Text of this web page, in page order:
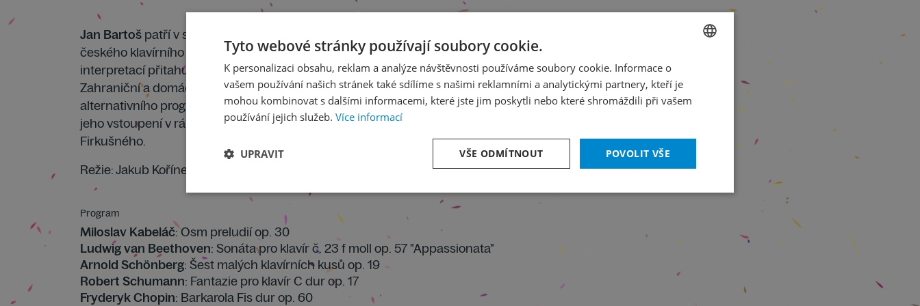
Jan Bartoš patří v současné době k nejzajímavějším představitelům
českého klavírního umění. Svou hluboce promyšlenou, neokázalou
interpretací přitahuje stále více pozornost odborné i laické veřejnosti.
Zahraniční a domácí tisk nešetří superlativy na jeho nahrávky. V rámci
alternativního programu Pražského jara přinášíme premiéru záznamu
jeho vstoupení v rámci loňského ročníku Klavírního festival Rudolfa
Firkušného.
Režie: Jakub Kořínek
Program
Miloslav Kabeláč: Osm preludií op. 30
Ludwig van Beethoven: Sonáta pro klavír č. 23 f moll op. 57 "Appassionata"
Arnold Schönberg: Šest malých klavírních kusů op. 19
Robert Schumann: Fantazie pro klavír C dur op. 17
Fryderyk Chopin: Barkarola Fis dur op. 60
ENGLISH
Tyto webové stránky používají soubory cookie.
K personalizaci obsahu, reklam a analýze návštěvnosti používáme soubory cookie. Informace o
vašem používání našich stránek také sdílíme s našimi reklamními a analytickými partnery, kteří je
mohou kombinovat s dalšími informacemi, které jste jim poskytli nebo které shromáždili při vašem
používání jejich služeb. Více informací
POVOLIT VŠE
VŠE ODMÍTNOUT
UPRAVIT